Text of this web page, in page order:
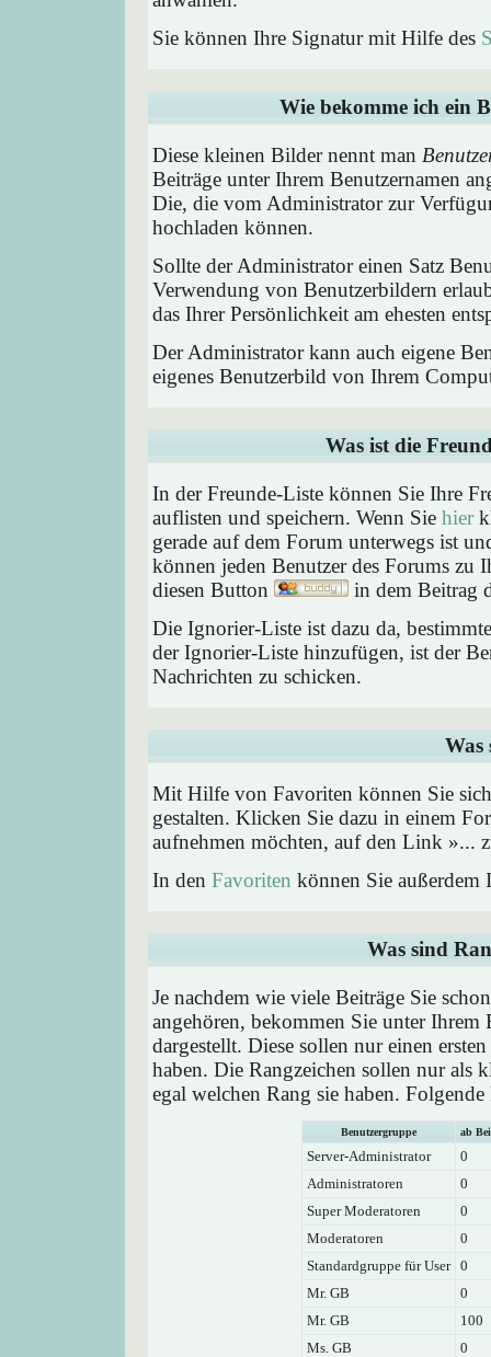
Sie können Ihre Signatur mit Hilfe des
Wie bekomme ich ein
Diese kleinen Bilder nennt man
Beiträge unter Ihrem Benutzernamen
Die, die vom Administrator zur
hochladen können.
Sollte der Administrator einen Satz
Verwendung von Benutzerbildern
das Ihrer Persönlichkeit am ehesten
Der Administrator kann auch eigene
eigenes Benutzerbild von Ihrem
Was ist die
In der Freunde-Liste können Sie Ihre
auflisten und speichern. Wenn Sie hier
gerade auf dem Forum unterwegs ist
können jeden Benutzer des Forums zu
diesen Button
in dem Beitrag
Die Ignorier-Liste ist dazu da,
der Ignorier-Liste hinzufügen, ist der
Nachrichten zu schicken.
Was
Mit Hilfe von Favoriten können Sie
gestalten. Klicken Sie dazu in einem
aufnehmen möchten, auf den Link »...
In den Favoriten können Sie
Was sind
Je nachdem wie viele Beiträge Sie
angehören, bekommen Sie unter Ihrem
dargestellt. Diese sollen nur einen
haben. Die Rangzeichen sollen nur als
egal welchen Rang sie haben.
Benutzergruppe ab
Server-Administrator
0
Administratoren
0
Super Moderatoren
0
Moderatoren
0
Standardgruppe für User 0
Mr. GB
0
Mr. GB
100
Ms. GB
0